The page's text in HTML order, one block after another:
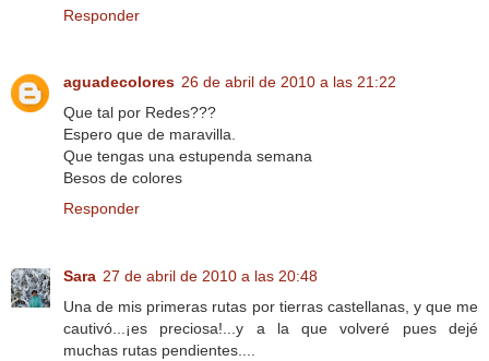
Responder
aguadecolores 26 de abril de 2010 a las 21:22
Que tal por Redes???
Espero que de maravilla.
Que tengas una estupenda semana
Besos de colores
Responder
Sara 27 de abril de 2010 a las 20:48
Una de mis primeras rutas por tierras castellanas, y que me
cautivó...¡es preciosa!...y a la que volveré pues dejé
muchas rutas pendientes....